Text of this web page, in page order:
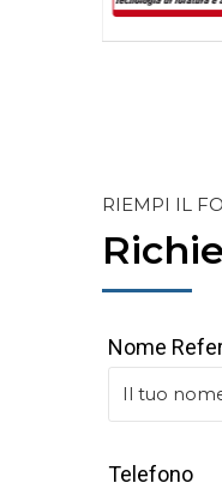
RIEMPI IL
Nome
Telefono